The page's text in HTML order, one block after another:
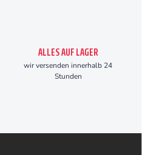
ALLES AUF LAGER
wir versenden innerhalb 24
Stunden